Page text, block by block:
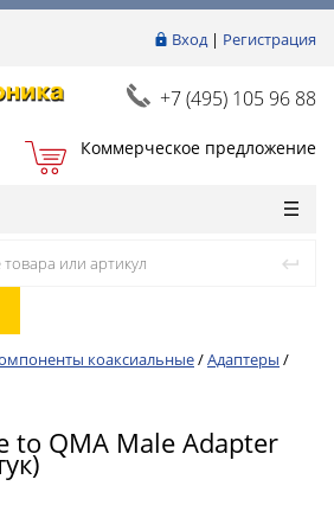
Вход| Регистрация
+7 (495) 105 96 88
Коммерческое предложение
коаксиальные/Адаптеры /
to QMA Male Adapter